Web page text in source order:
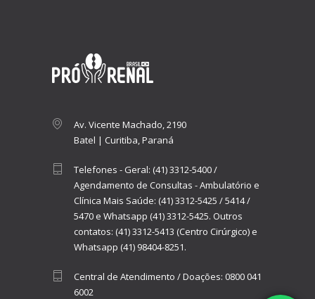
Av. Vicente Machado, 2190
Batel | Curitiba, Paraná
Telefones - Geral: (41) 3312-5400/
Agendamento de Consultas - Ambulatório e
Clínica Mais Saúde: (41) 3312-5425 /5414/
5470 e Whatsapp (41) 3312-5425. Outros
contatos: (41) 3312-5413 (Centro Cirúrgico) e
Whatsapp (41) 98404-8251.
Central de Atendimento / Doações: 0800 041
6002